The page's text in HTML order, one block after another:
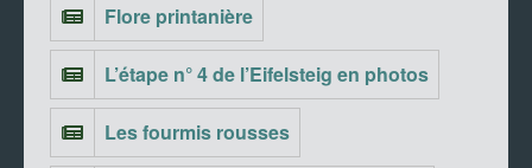
Flore printanière
L’étape n° 4 de l’Eifelsteig en photos
Les fourmis rousses